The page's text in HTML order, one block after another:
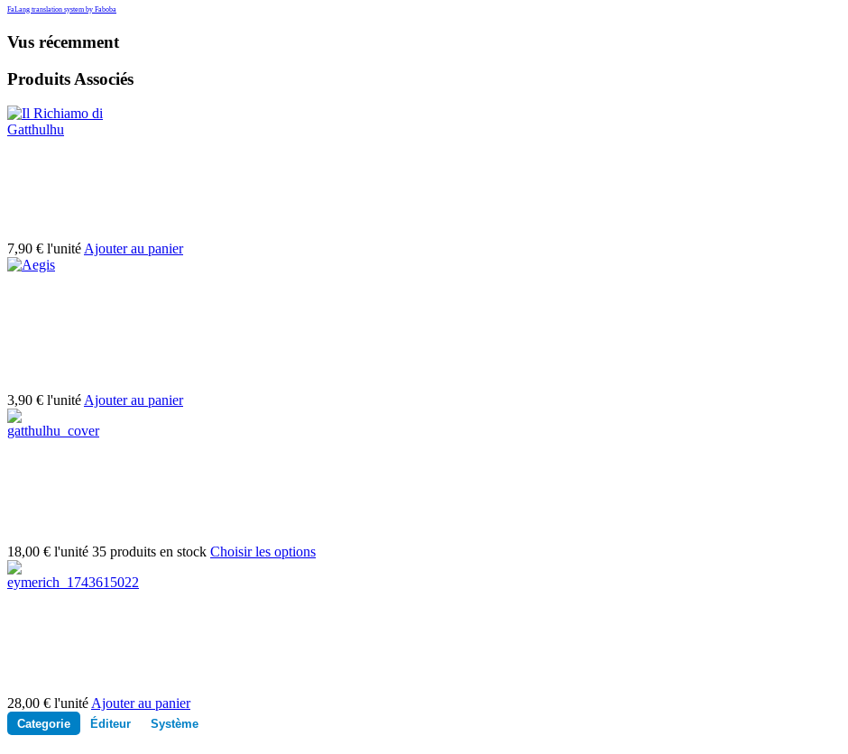
FaLang translation system by Faboba
Vus récemment
Produits Associés
7,90 € l'unitéAjouter au panier
3,90 € l'unitéAjouter au panier
18,00 € l'unité 35 produits en stock Choisir les options
28,00 € l'unitéAjouter au panier
Categorie Éditeur Système